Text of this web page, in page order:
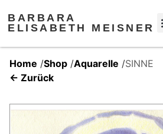
BARBARA
ELISABETH MEISNER
Home /Shop /Aquarelle /SINNE
← Zurück